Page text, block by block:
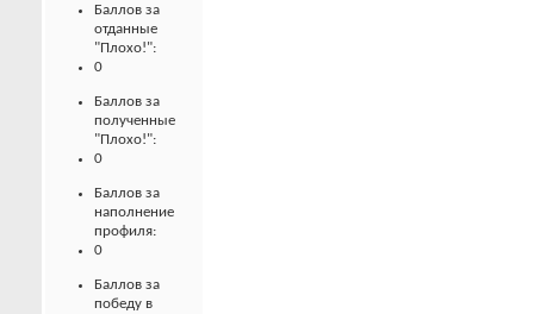
Баллов за
отданные
"Плохо!":
0
Баллов за
полученные
"Плохо!":
0
Баллов за
наполнение
профиля:
0
Баллов за
победу в